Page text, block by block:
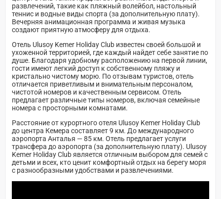
развлечений, такие как пляжный волейбол, настольный
теннис и водные виды спорта (за дополнительную плату).
Вечерняя анимационная программа и живая музыка
создают приятную атмосферу для отдыха.
Отель Ulusoy Kemer Holiday Club известен своей большой и
ухоженной территорией, где каждый найдет себе занятие по
душе. Благодаря удобному расположению на первой линии,
гости имеют легкий доступ к собственному пляжу и
кристально чистому морю. По отзывам туристов, отель
отличается приветливым и внимательным персоналом,
чистотой номеров и качественным сервисом. Отель
предлагает различные типы номеров, включая семейные
номера с просторными комнатами.
Расстояние от курортного отеля Ulusoy Kemer Holiday Club
до центра Кемера составляет 9 км. До международного
аэропорта Анталья — 85 км. Отель предлагает услуги
трансфера до аэропорта (за дополнительную плату). Ulusoy
Kemer Holiday Club является отличным выбором для семей с
детьми и всех, кто ценит комфортный отдых на берегу моря
с разнообразными удобствами и развлечениями.